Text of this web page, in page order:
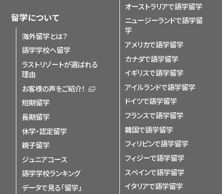
留学について
海外留学とは？
語学学校へ留学
ラストリゾートが選ばれる
理由
お客様の声をご紹介！
短期留学
長期留学
休学・認定留学
親子留学
ジュニアコース
語学学校ランキング
データで見る「留学」
オーストラリアで語学留学
ニュージーランドで語学留
学
アメリカで語学留学
カナダで語学留学
イギリスで語学留学
アイルランドで語学留学
ドイツで語学留学
フランスで語学留学
韓国で語学留学
フィリピンで語学留学
フィジーで語学留学
スペインで語学留学
イタリアで語学留学